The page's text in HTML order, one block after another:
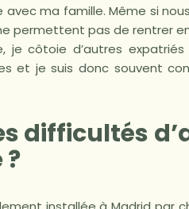
ma famille. Même si
permettent pas de rentrer
je côtoie d’autres
et je suis donc souvent
difficultés